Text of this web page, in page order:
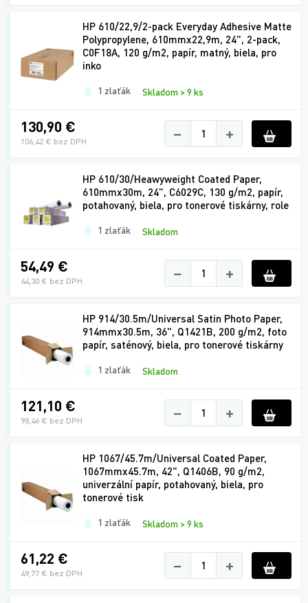
HP 610/22,9/2-pack Everyday Adhesive Matte
Polypropylene, 610mmx22,9m, 24", 2-pack,
C0F18A, 120 g/m2, papír, matný, biela, pro
inko
1 zlaťák Skladom > 9 ks
130,90 €
106,42 € bez DPH − +
HP 610/30/Heawyweight Coated Paper,
610mmx30m, 24", C6029C, 130 g/m2, papír,
potahovaný, biela, pro tonerové tiskárny, role
1 zlaťák Skladom
54,49 €
44,30 € bez DPH − +
HP 914/30.5m/Universal Satin Photo Paper,
914mmx30.5m, 36", Q1421B, 200 g/m2, foto
papír, saténový, biela, pro tonerové tiskárny
1 zlaťák Skladom
121,10 €
98,46 € bez DPH − +
HP 1067/45.7m/Universal Coated Paper,
1067mmx45.7m, 42", Q1406B, 90 g/m2,
univerzální papír, potahovaný, biela, pro
tonerové tisk
1 zlaťák Skladom > 9 ks
61,22 €
49,77 € bez DPH − +